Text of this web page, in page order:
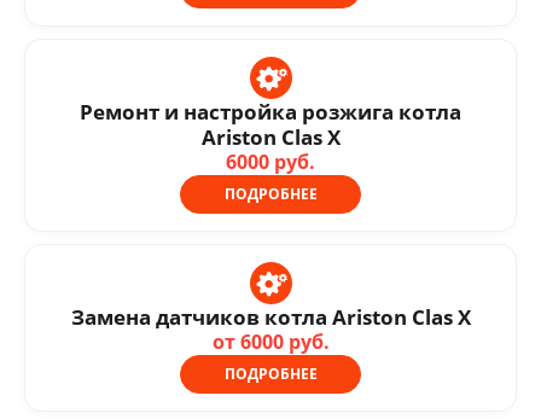
Ремонт и настройка розжига котла
Ariston Clas X
6000 руб.
ПОДРОБНЕЕ
Замена датчиков котла Ariston Clas X
от 6000 руб.
ПОДРОБНЕЕ